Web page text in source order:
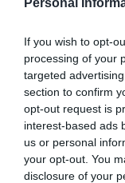
If you wish to opt-
processing of your
targeted
section to confirm
opt-out request is
interest-based ads
us or personal
your opt-out. You
disclosure of your
Dios
Fidel
OPINIÓN
Nokia,
son
Eulogio